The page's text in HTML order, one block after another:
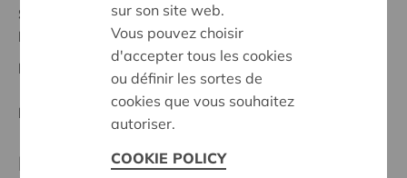
Stand :
In treatment
Brussel/Bruxelles
Datum:
26/05/2025
Entscheidung: Approved
Partner
sur son site web.
Vous pouvez choisir
d'accepter tous les cookies
ou définir les sortes de
cookies que vous souhaitez
autoriser.
COOKIE POLICY